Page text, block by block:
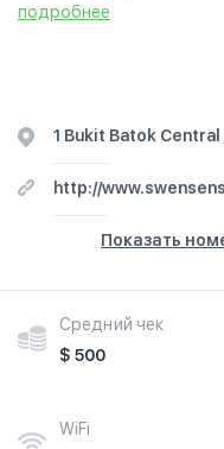
Located in unit #02-05
подробнее
1 Bukit Batok
http://
Показать
Средний чек
$ 500
WiFi